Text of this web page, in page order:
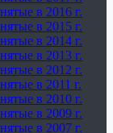
в 2016 г.
в 2015 г.
в 2014 г.
в 2013 г.
в 2012 г.
в 2011 г.
в 2010 г.
в 2009 г.
в 2007 г.